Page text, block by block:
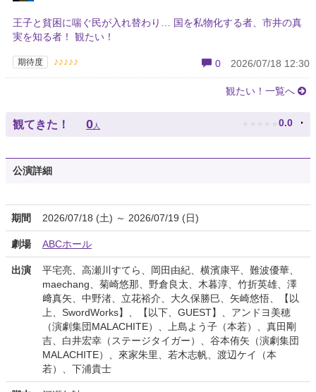
王子と貧困に喘ぐ民が入れ替わり… 国を私物化する者、市井の真
実を知る者！ 観たい！
期待度 ♪♪♪♪♪ 0 2026/07/18 12:30
観たい！一覧へ
観てきた！ 0 人 ★ ★ ★ ★ ★ 0.0
公演詳細
期間 2026/07/18 (土) ～ 2026/07/19 (日)
劇場 ABCホール
出演
平宅亮、高瀬川すてら、岡田由紀、横濱康平、難波優華、
maechang、菊崎悠那、野倉良太、木暮淳、竹折英雄、澤
﨑真矢、中野渚、立花裕介、大久保勝巳、矢崎悠悟、【以
上、SwordWorks】、【以下、GUEST】、アンドヨ美穂
（演劇集団MALACHITE）、上島よう子（本若）、真田剛
吉、白井宏幸（ステージタイガー）、谷本侑矢（演劇集団
MALACHITE）、來家朱里、若木志帆、渡辺ケイ（本
若）、下浦貴士